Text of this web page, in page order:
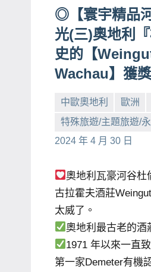
發
表
會
及
活
主
持、
學
企
業
講
座、
部
落
◎【寰宇精品
光(三)奧地利
史的【
Wachau】獲
中歐奧地利 歐洲
特殊旅遊/主題旅遊/
2024 年 4 月 30 日
小
芳
No
comments
奧地利瓦豪河谷杜
古拉霍夫酒莊
太威了。
奧地利最古老的酒
1971 年以來一直
第一家Demeter有機